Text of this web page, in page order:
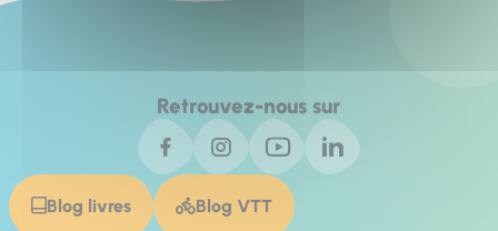
Retrouvez-nous sur
Blog livres Blog VTT